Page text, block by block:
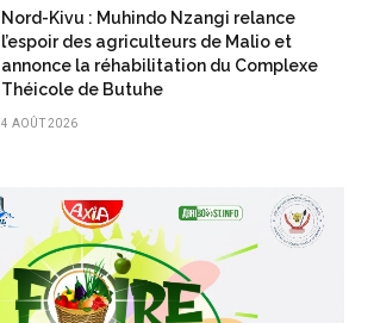
Nord-Kivu : Muhindo Nzangi relance
l’espoir des agriculteurs de Malio et
annonce la réhabilitation du Complexe
Théicole de Butuhe
4 AOÛT 2026